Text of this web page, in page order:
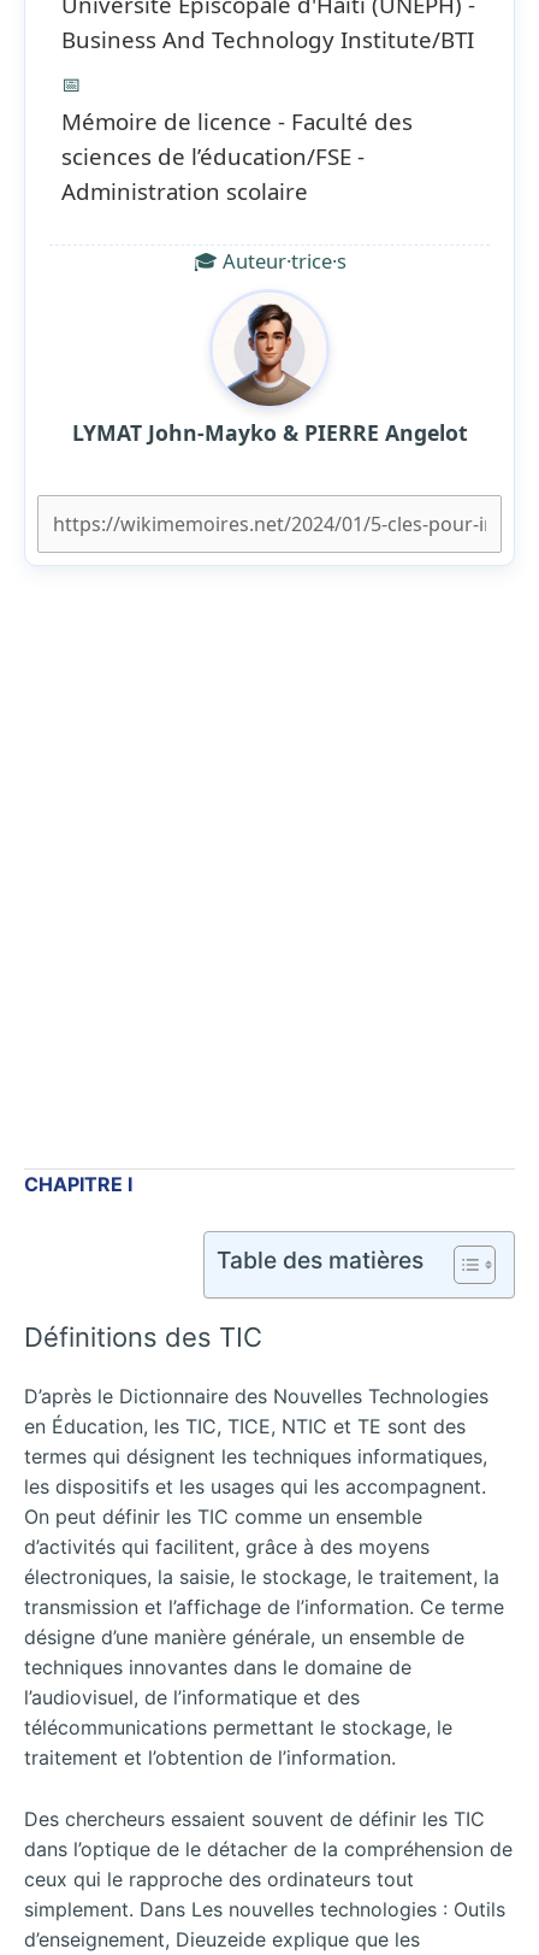
Business And Technology Institute/BTI
📅
Mémoire de licence - Faculté des
sciences de l’éducation/FSE -
Administration scolaire
🎓 Auteur·trice·s
LYMAT John-Mayko & PIERRE Angelot
CHAPITRE I
Table des matières
Définitions des TIC
D’après le Dictionnaire des Nouvelles Technologies
en Éducation, les TIC, TICE, NTIC et TE sont des
termes qui désignent les techniques informatiques,
les dispositifs et les usages qui les accompagnent.
On peut définir les TIC comme un ensemble
d’activités qui facilitent, grâce à des moyens
électroniques, la saisie, le stockage, le traitement, la
transmission et l’affichage de l’information. Ce terme
désigne d’une manière générale, un ensemble de
techniques innovantes dans le domaine de
l’audiovisuel, de l’informatique et des
télécommunications permettant le stockage, le
traitement et l’obtention de l’information.
Des chercheurs essaient souvent de définir les TIC
dans l’optique de le détacher de la compréhension de
ceux qui le rapproche des ordinateurs tout
simplement. Dans Les nouvelles technologies : Outils
d’enseignement, Dieuzeide explique que les